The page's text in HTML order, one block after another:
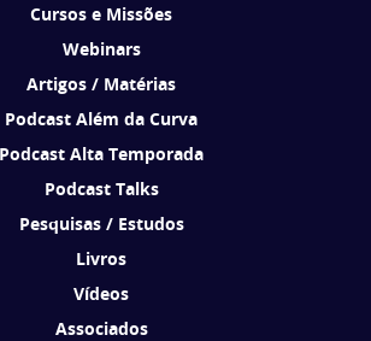
Cursos e Missões
Webinars
Artigos / Matérias
Podcast Além da Curva
Podcast Alta Temporada
Podcast Talks
Pesquisas / Estudos
Livros
Vídeos
Associados